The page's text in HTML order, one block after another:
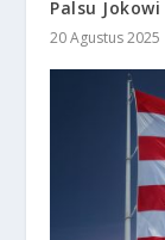
Palsu Jokowi
20 Agustus 2025